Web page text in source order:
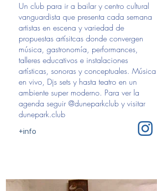
Un club para ir a bailar y centro cultural
vanguardista que presenta cada semana
artistas en escena y variedad de
propuestas artísitcas donde convergen
música, gastronomía, performances,
talleres educativos e instalaciones
artísticas, sonoras y conceptuales. Música
en vivo, Djs sets y hasta teatro en un
ambiente super moderno. Para ver la
agenda seguir @duneparkclub y visitar
dunepark.club
+info